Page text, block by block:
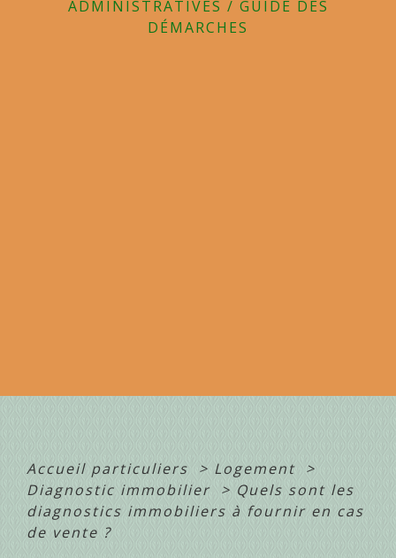
ADMINISTRATIVES / GUIDE DES
DÉMARCHES
Accueil particuliers > Logement >
Diagnostic immobilier > Quels sont les
diagnostics immobiliers à fournir en cas
de vente ?